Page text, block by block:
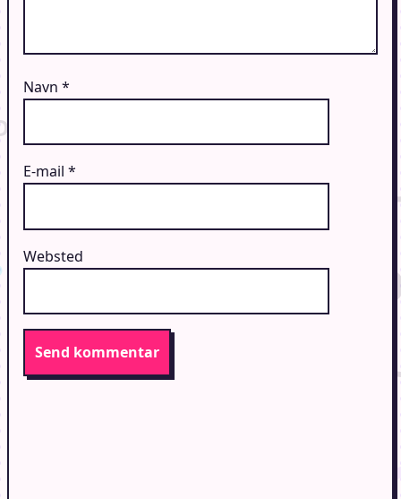
Navn *
E-mail *
Websted